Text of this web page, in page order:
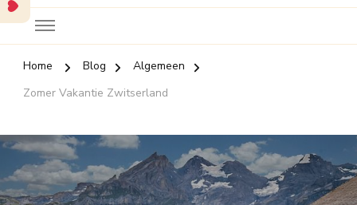
Home Blog
Algemeen
Zomer Vakantie Zwitserland